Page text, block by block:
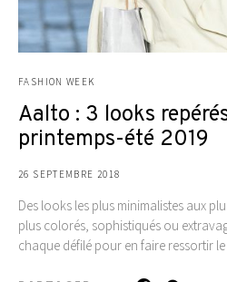
FASHION WEEK
Aalto : 3 looks
printemps-été 2019
26 SEPTEMBRE 2018
Des looks les plus minimalistes aux
plus colorés, sophistiqués ou
chaque défilé pour en faire ressortir